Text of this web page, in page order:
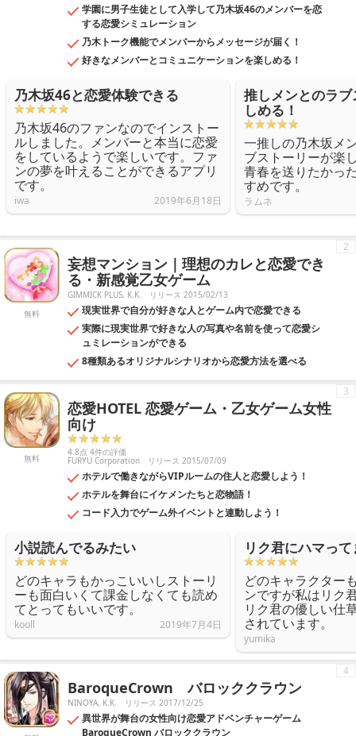
学園に男子生徒として入学して乃木坂46のメンバーを恋
する恋愛シミュレーション
乃木トーク機能でメンバーからメッセージが届く！
好きなメンバーとコミュニケーションを楽しめる！
乃木坂46と恋愛体験できる
乃木坂46のファンなのでインストー
ルしました。メンバーと本当に恋愛
をしているようで楽しいです。ファ
ンの夢を叶えることができるアプリ
です。
iwa 2019年6月18日
推しメンとのラ
しめる！
一推しの乃木坂メ
ブストーリーが楽
青春を送りたかっ
すめです。
ラムネ
無料
妄想マンション｜理想のカレと恋愛でき
る・新感覚乙女ゲーム
GIMMICK PLUS, K.K. リリース 2015/02/13
現実世界で自分が好きな人とゲーム内で恋愛できる
実際に現実世界で好きな人の写真や名前を使って恋愛シ
ュミレーションができる
8種類あるオリジナルシナリオから恋愛方法を選べる
2
無料
恋愛HOTEL 恋愛ゲーム・乙女ゲーム女性
向け
4.8点 4件の評価
FURYU Corporation リリース 2015/07/09
ホテルで働きながらVIPルームの住人と恋愛しよう！
ホテルを舞台にイケメンたちと恋物語！
コード入力でゲーム外イベントと連動しよう！
3
小説読んでるみたい
どのキャラもかっこいいしストーリ
ーも面白いくて課金しなくても読め
てとってもいいです。
kooll 2019年7月4日
リク君にハマっ
どのキャラクター
ンですが私はリク
リク君の優しい仕
されています。
yumika
BaroqueCrown バロッククラウン
NINOYA, K.K. リリース 2017/12/25
異世界が舞台の女性向け恋愛アドベンチャーゲーム
BaroqueCrown バロッククラウン
4